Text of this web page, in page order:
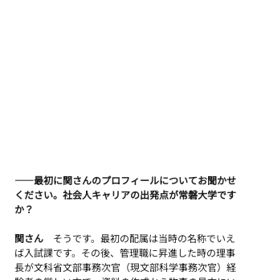
――最初に関さんのプロフィールについてお聞かせ
ください。社会人キャリアの出発点が常磐大学です
か？
関さん そうです。最初の配属は当時の名称でいえ
ば入試課です。その後、管理職に昇進した時の理事
長が文科省文部事務次官（現文部科学事務次官）経